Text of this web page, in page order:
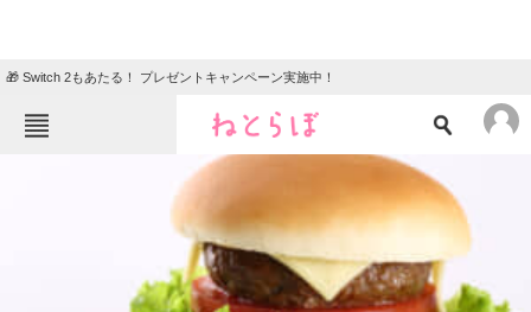
🎁 Switch 2もあたる！ プレゼントキャンペーン実施中！
クイズ
地域